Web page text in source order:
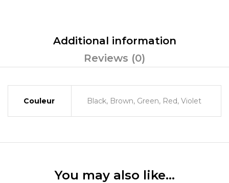
Additional information
Reviews (0)
Couleur Black, Brown, Green, Red, Violet
You may also like…